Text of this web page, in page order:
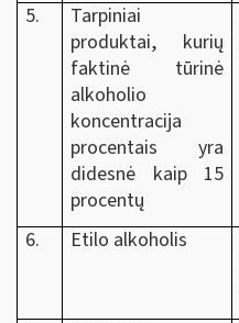
5.
Tarpiniai
produktai, kurių
faktinė tūrinė
alkoholio
koncentracija
procentais yra
didesnė kaip 15
procentų
6. Etilo alkoholis